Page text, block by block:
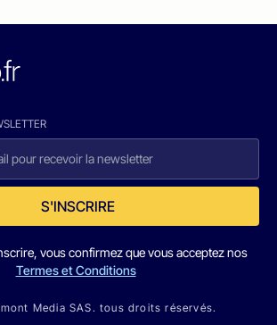
S'INSCRIRE
vous confirmez que vous acceptez nos
Termes et Conditions
Media SAS. tous droits réservés.